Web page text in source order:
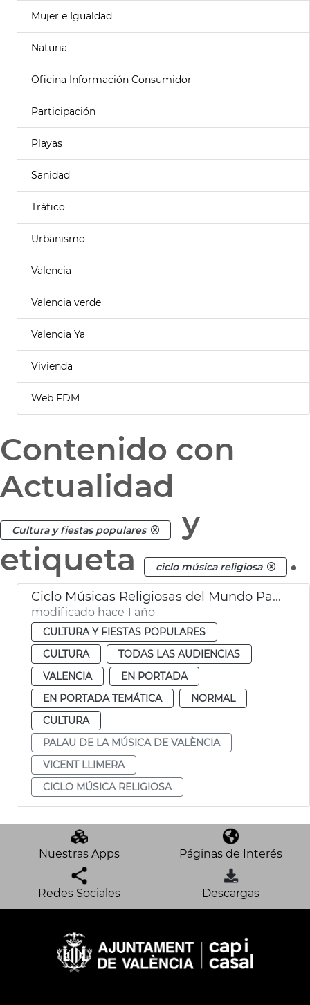
Mujer e Igualdad
Naturia
Oficina Información Consumidor
Participación
Playas
Sanidad
Tráfico
Urbanismo
Valencia
Valencia verde
Valencia Ya
Vivienda
Web FDM
Contenido con
Actualidad
Cultura y fiestas populares
y
etiqueta
ciclo música religiosa .
Ciclo Músicas Religiosas del Mundo Palau de la Música de València
modificado hace 1 año
CULTURA Y FIESTAS POPULARES
CULTURA
TODAS LAS AUDIENCIAS
VALENCIA
EN PORTADA
EN PORTADA TEMÁTICA
NORMAL
CULTURA
PALAU DE LA MÚSICA DE VALÈNCIA
VICENT LLIMERA
CICLO MÚSICA RELIGIOSA
Nuestras Apps Páginas de Interés
Redes Sociales Descargas